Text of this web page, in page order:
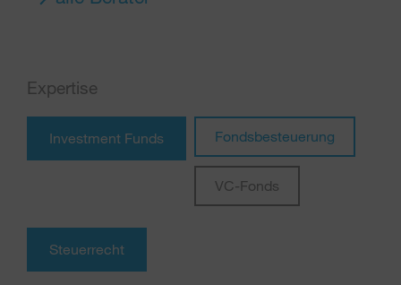
Expertise
Investment Funds Fondsbesteuerung
VC-Fonds
Steuerrecht